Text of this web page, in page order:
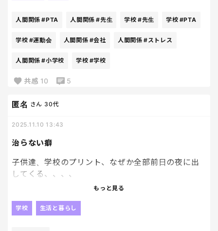
ら、
「PTAの主な目的は、保護者と先生が協力し合って学
うこと。運動会や文化祭の運営をお手伝いしたり、
廃品回収やベルマークの収益で学校に必要なものを
購入したりするなどの活動も行う。学校運営は先生
が中心になって行うものではあるのですが、先生た
ちだけではやりきれない部分を、保護者が中心にな
って補っていく。」
なるほどね、会社にとっての組合と似て非なるのか…
要は子どものため、保護者同士で学校環境を支えよ
うってことなのね。
ただ、時代に合ってないんだよね、もう。
仕事している人がほぼだから平日の会議とか無理だ
し、無償でボランティアみたいに駆り出される、知
人間関係 #PTA 人間関係 #先生 学校 #先生 学校 #PTA
学校 #運動会 人間関係 #会社 人間関係 #ストレス
人間関係 #小学校 学校 #学校
共感 10 5
治らない癖
匿名 さん 30代
2025.11.10 13:43
子供達、学校のプリント、なぜか全部前日の夜に出
してくる、、、、
何百回言ってもなおらないから、きっともう治らない
もっと見る
学校 生活と暮らし